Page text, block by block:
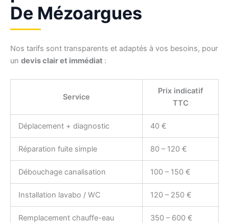
De Mézoargues
Nos tarifs sont transparents et adaptés à vos besoins, pour
un devis clair et immédiat :
Service
Prix indicatif
TTC
Déplacement + diagnostic 40 €
Réparation fuite simple 80 – 120 €
Débouchage canalisation 100 – 150 €
Installation lavabo / WC 120 – 250 €
Remplacement chauffe-eau 350 – 600 €